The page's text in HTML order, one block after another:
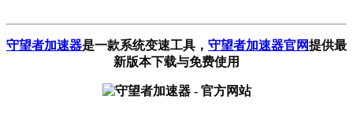
守望者加速器是一款系统变速工具 ， 守望者加速器官网提供最
新版本下载与免费使用